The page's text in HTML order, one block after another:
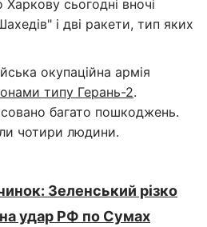
Харкову сьогодні вночі
і дві ракети, тип яких
окупаційна армія
типу Герань-2.
багато пошкоджень.
чотири людини.
Зеленський різко
на удар РФ по Сумах